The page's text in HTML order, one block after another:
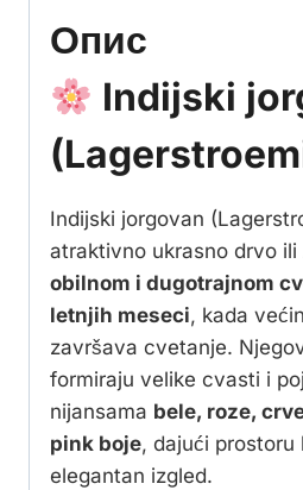
Опис
Indijski
Indijski jorgovan
atraktivno ukrasno drvo
obilnom i dugotrajnom
letnjih meseci, kada
završava cvetanje.
formiraju velike cvasti i
nijansama bele, roze,
pink boje, dajući prostoru
elegantan izgled.